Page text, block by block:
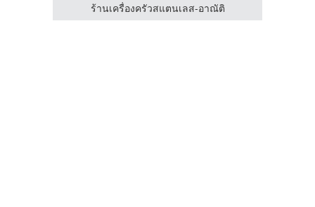
ร้านเครื่องครัวสแตนเลส-อาณัติ